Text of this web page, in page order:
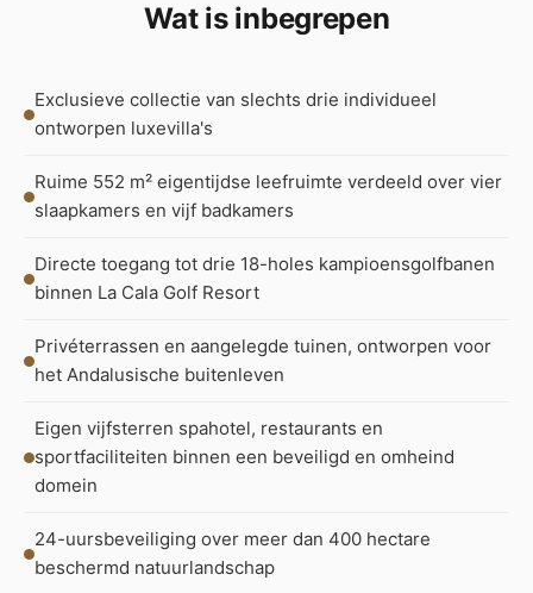
Wat is inbegrepen
Exclusieve collectie van slechts drie individueel
ontworpen luxevilla's
Ruime 552 m² eigentijdse leefruimte verdeeld over vier
slaapkamers en vijf badkamers
Directe toegang tot drie 18-holes kampioensgolfbanen
binnen La Cala Golf Resort
Privéterrassen en aangelegde tuinen, ontworpen voor
het Andalusische buitenleven
Eigen vijfsterren spahotel, restaurants en
sportfaciliteiten binnen een beveiligd en omheind
domein
24-uursbeveiliging over meer dan 400 hectare
beschermd natuurlandschap